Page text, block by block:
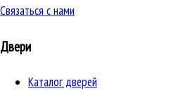
Связаться с нами
Двери
Каталог дверей